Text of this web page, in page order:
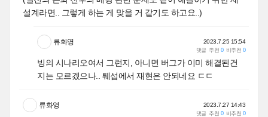
설계라면.. 그렇게 하는 게 맞을 거 같기도 하고요..)
류화영 2023.7.25 15:54
댓글 추천 0 비추천 0
빙의 시나리오여서 그런지, 아니면 버그가 이미 해결된건
지는 모르겠으나.. 퉤섭에서 재현은 안되네요 ㄷㄷ
류화영 2023.7.27 14:43
댓글 추천 0 비추천 0